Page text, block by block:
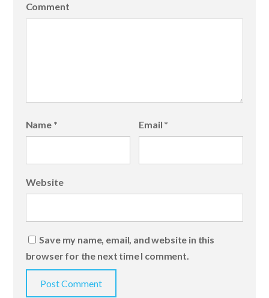
Comment
Name * Email *
Website
Save my name, email, and website in this
browser for the next time I comment.